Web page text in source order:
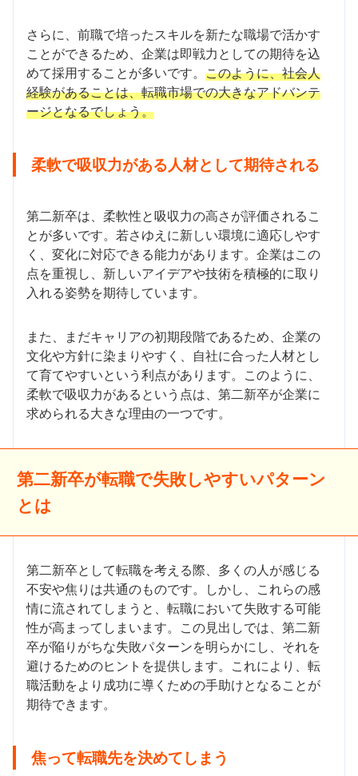
さらに、前職で培ったスキルを新たな職場で活かす
ことができるため、企業は即戦力としての期待を込
めて採用することが多いです。 このように、社会人
経験があることは、転職市場での大きなアドバンテ
ージとなるでしょう。
柔軟で吸収力がある人材として期待される
第二新卒は、柔軟性と吸収力の高さが評価されるこ
とが多いです。若さゆえに新しい環境に適応しやす
く、変化に対応できる能力があります。企業はこの
点を重視し、新しいアイデアや技術を積極的に取り
入れる姿勢を期待しています。
また、まだキャリアの初期段階であるため、企業の
文化や方針に染まりやすく、自社に合った人材とし
て育てやすいという利点があります。このように、
柔軟で吸収力があるという点は、第二新卒が企業に
求められる大きな理由の一つです。
第二新卒が転職で失敗しやすいパターン
とは
第二新卒として転職を考える際、多くの人が感じる
不安や焦りは共通のものです。しかし、これらの感
情に流されてしまうと、転職において失敗する可能
性が高まってしまいます。この見出しでは、第二新
卒が陥りがちな失敗パターンを明らかにし、それを
避けるためのヒントを提供します。これにより、転
職活動をより成功に導くための手助けとなることが
期待できます。
焦って転職先を決めてしまう